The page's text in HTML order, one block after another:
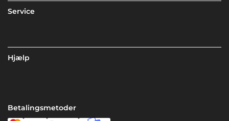
Service
Hjælp
Betalingsmetoder